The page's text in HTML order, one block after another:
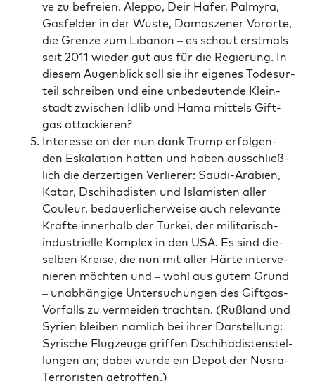
ve zu befrei­en. Alep­po, Deir Hafer, Pal­my­ra,
Gas­fel­der in der Wüs­te, Damas­ze­ner Vor­or­te,
die Gren­ze zum Liba­non – es schaut erst­mals
seit 2011 wie­der gut aus für die Regie­rung. In
die­sem Augen­blick soll sie ihr eige­nes Todes­ur­
teil schrei­ben und eine unbe­deu­ten­de Klein­
stadt zwi­schen Idlib und Hama mit­tels Gift­
gas attackieren?
Inter­es­se an der nun dank Trump erfol­gen­
den Eska­la­ti­on hat­ten und haben aus­schließ­
lich die der­zei­ti­gen Ver­lie­rer: Sau­di-Ara­bi­en,
Katar, Dschi­ha­dis­ten und Isla­mis­ten aller
Cou­leur, bedau­er­li­cher­wei­se auch rele­van­te
Kräf­te inner­halb der Tür­kei, der mili­tä­risch-
indus­tri­el­le Kom­plex in den USA. Es sind die­
sel­ben Krei­se, die nun mit aller Här­te inter­ve­
nie­ren möch­ten und – wohl aus gutem Grund
– unab­hän­gi­ge Unter­su­chun­gen des Gift­gas-
Vor­falls zu ver­mei­den trach­ten. (Ruß­land und
Syri­en blei­ben näm­lich bei ihrer Dar­stel­lung:
Syri­sche Flug­zeu­ge grif­fen Dschi­ha­dis­ten­stel­
lun­gen an; dabei wur­de ein Depot der Nus­ra-
Ter­ro­ris­ten getroffen.)